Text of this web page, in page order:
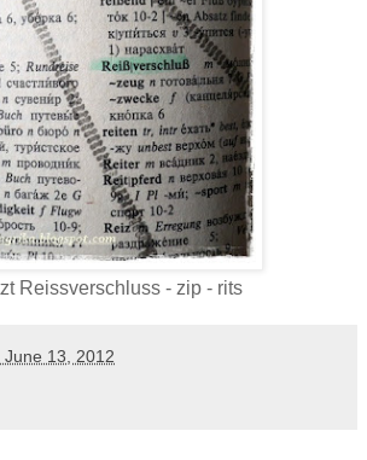
Reissverschluss - zip - rits
June 13, 2012